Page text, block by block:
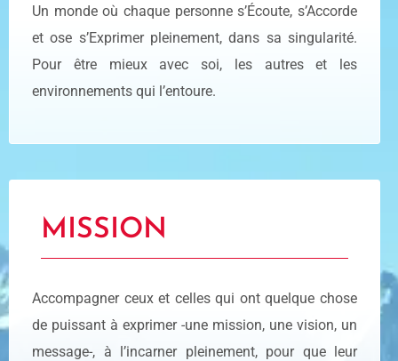
Un monde où chaque personne s’Écoute, s’Accorde
et ose s’Exprimer pleinement, dans sa singularité.
Pour être mieux avec soi, les autres et les
environnements qui l’entoure.
MISSION
Accompagner ceux et celles qui ont quelque chose
de puissant à exprimer -une mission, une vision, un
message-, à l’incarner pleinement, pour que leur